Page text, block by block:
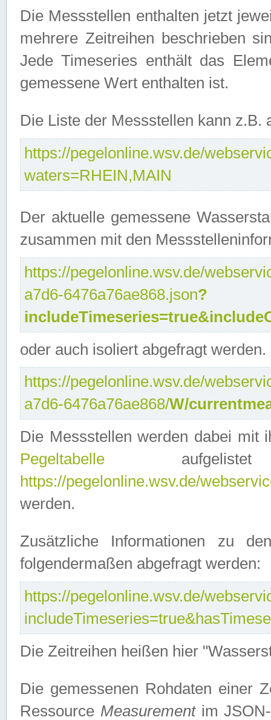
Die Messstellen enthalten jetzt
mehrere Zeitreihen beschrieben
Jede Timeseries enthält das
gemessene Wert enthalten ist.
Die Liste der Messstellen kann
https://pegelonline.wsv.de/
waters=RHEIN,MAIN
Der aktuelle gemessene
zusammen mit den
https://pegelonline.wsv.de/
a7d6-6476a76ae868.json?
oder auch isoliert abgefragt werden.
https://pegelonline.wsv.de/
a7d6-6476a76ae868/W/
Die Messstellen werden dabei mit
Pegeltabelle
https://pegelonline.wsv.de/
werden.
Zusätzliche Informationen zu
folgendermaßen abgefragt werden:
https://pegelonline.wsv.de/
Die Zeitreihen heißen hier
Die gemessenen Rohdaten einer
Ressource Measurementim JSON-